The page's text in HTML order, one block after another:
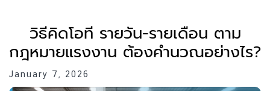
วิธีคิดโอที รายวัน-รายเดือน ตาม
กฎหมายแรงงาน ต้องคำนวณอย่างไร?
January 7, 2026